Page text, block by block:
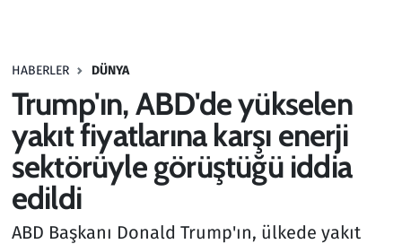
HABERLER DÜNYA
Trump'ın, ABD'de yükselen
yakıt fiyatlarına karşı enerji
sektörüyle görüştüğü iddia
edildi
ABD Başkanı Donald Trump'ın, ülkede yakıt
Haber
Kültür Sanat
Kurumsal Haberler
Lezzet Durağı